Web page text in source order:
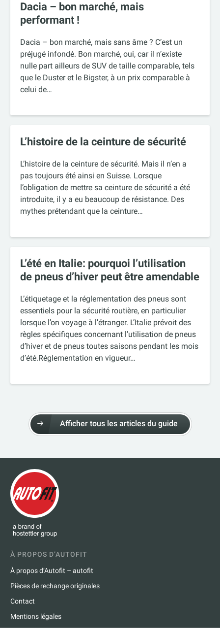
Dacia – bon marché, mais
performant !
Dacia – bon marché, mais sans âme ? C’est un
préjugé infondé. Bon marché, oui, car il n’existe
nulle part ailleurs de SUV de taille comparable, tels
que le Duster et le Bigster, à un prix comparable à
celui de…
L’histoire de la ceinture de sécurité
L’histoire de la ceinture de sécurité. Mais il n’en a
pas toujours été ainsi en Suisse. Lorsque
l’obligation de mettre sa ceinture de sécurité a été
introduite, il y a eu beaucoup de résistance. Des
mythes prétendant que la ceinture…
L’été en Italie: pourquoi l’utilisation
de pneus d’hiver peut être amendable
L’étiquetage et la réglementation des pneus sont
essentiels pour la sécurité routière, en particulier
lorsque l’on voyage à l’étranger. L’Italie prévoit des
règles spécifiques concernant l’utilisation de pneus
d’hiver et de pneus toutes saisons pendant les mois
d’été.Réglementation en vigueur…
Afficher tous les articles du guide
À PROPOS D’AUTOFIT
À propos d’Autofit – autofit
Pièces de rechange originales
Contact
Mentions légales